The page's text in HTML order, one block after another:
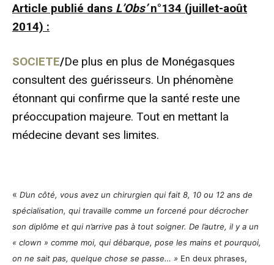
Article publié dans L’Obs’n°134 (juillet-août
2014) :
SOCIETE/De plus en plus de Monégasques
consultent des guérisseurs. Un phénomène
étonnant qui confirme que la santé reste une
préoccupation majeure. Tout en mettant la
médecine devant ses limites.
« D’un côté, vous avez un chirurgien qui fait 8, 10 ou 12 ans de
spécialisation, qui travaille comme un forcené pour décrocher
son diplôme et qui n’arrive pas à tout soigner. De l’autre, il y a un
« clown » comme moi, qui débarque, pose les mains et pourquoi,
on ne sait pas, quelque chose se passe… » En deux phrases,